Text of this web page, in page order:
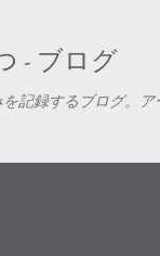
- ブログ
記録するブログ。ア